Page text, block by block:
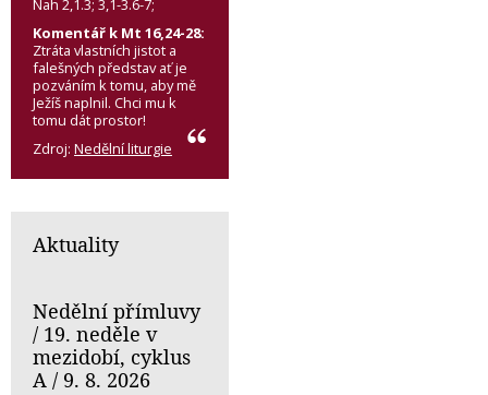
Nah 2,1.3; 3,1-3.6-7;
Komentář k Mt 16,24-28:
Ztráta vlastních jistot a
falešných představ ať je
pozváním k tomu, aby mě
Ježíš naplnil. Chci mu k
tomu dát prostor!
Zdroj: Nedělní liturgie
Aktuality
Nedělní přímluvy
/ 19. neděle v
mezidobí, cyklus
A / 9. 8. 2026